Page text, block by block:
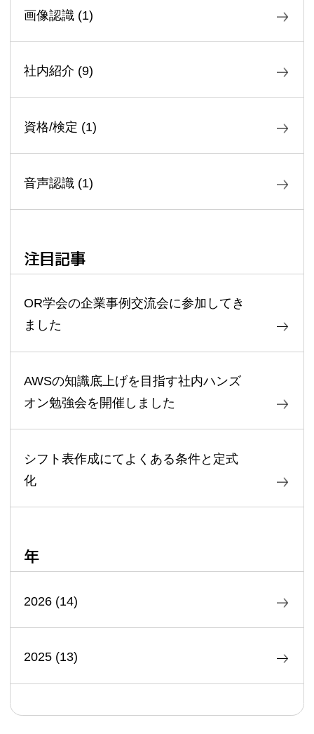
画像認識(1)
社内紹介 (9)
資格/検定 (1)
音声認識(1)
注目記事
OR学会の企業事例交流会に参加してき
ました
AWSの知識底上げを目指す社内ハンズ
オン勉強会を開催しました
シフト表作成にてよくある条件と定式
化
年
2026(14)
2025(13)